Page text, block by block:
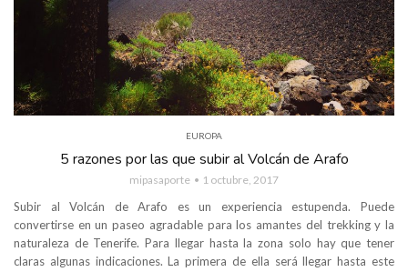
EUROPA
5 razones por las que subir al Volcán de Arafo
mipasaporte 1 octubre, 2017
Subir al Volcán de Arafo es un experiencia estupenda. Puede
convertirse en un paseo agradable para los amantes del trekking y la
naturaleza de Tenerife. Para llegar hasta la zona solo hay que tener
claras algunas indicaciones. La primera de ella será llegar hasta este